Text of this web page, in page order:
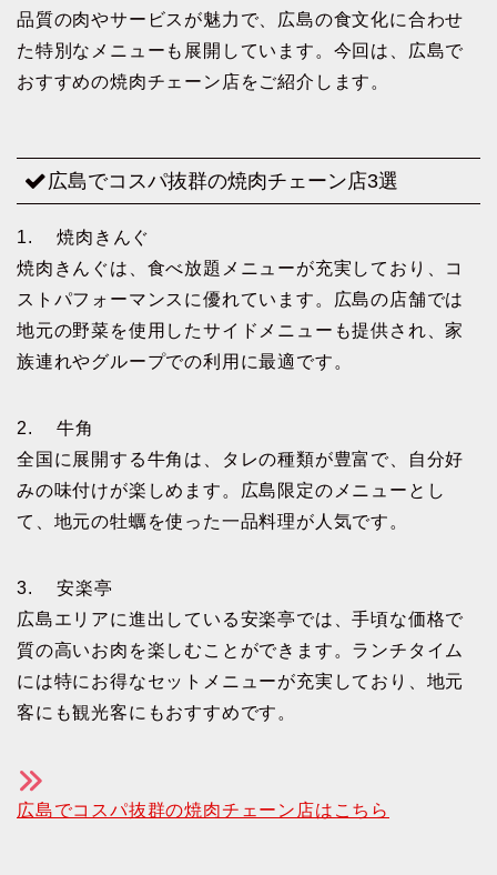
品質の肉やサービスが魅力で、広島の食文化に合わせ
た特別なメニューも展開しています。今回は、広島で
おすすめの焼肉チェーン店をご紹介します。
広島でコスパ抜群の焼肉チェーン店3選
1. 焼肉きんぐ
焼肉きんぐは、食べ放題メニューが充実しており、コ
ストパフォーマンスに優れています。広島の店舗では
地元の野菜を使用したサイドメニューも提供され、家
族連れやグループでの利用に最適です。
2. 牛角
全国に展開する牛角は、タレの種類が豊富で、自分好
みの味付けが楽しめます。広島限定のメニューとし
て、地元の牡蠣を使った一品料理が人気です。
3. 安楽亭
広島エリアに進出している安楽亭では、手頃な価格で
質の高いお肉を楽しむことができます。ランチタイム
には特にお得なセットメニューが充実しており、地元
客にも観光客にもおすすめです。
広島でコスパ抜群の焼肉チェーン店はこちら